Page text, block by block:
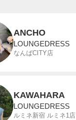
ANCHO
LOUNGEDRESS
なんばCITY店
KAWAHARA
LOUNGEDRESS
ルミネ新宿 ルミネ1店